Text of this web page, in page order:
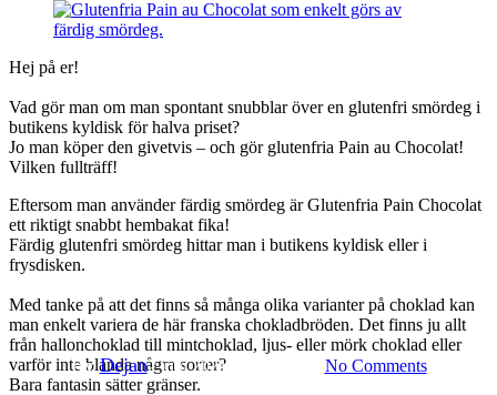
Baka Sött Choklad
Pain au Chocolat av glutenfri
smördeg
By Dejan2 juni 2021 No Comments
Hej på er!
Vad gör man om man spontant snubblar över en glutenfri smördeg i
butikens kyldisk för halva priset?
Jo man köper den givetvis – och gör glutenfria Pain au Chocolat!
Vilken fullträff!
Eftersom man använder färdig smördeg är Glutenfria Pain Chocolat
ett riktigt snabbt hembakat fika!
Färdig glutenfri smördeg hittar man i butikens kyldisk eller i
frysdisken.
Med tanke på att det finns så många olika varianter på choklad kan
man enkelt variera de här franska chokladbröden. Det finns ju allt
från hallonchoklad till mintchoklad, ljus- eller mörk choklad eller
varför inte blanda några sorter?
Bara fantasin sätter gränser.